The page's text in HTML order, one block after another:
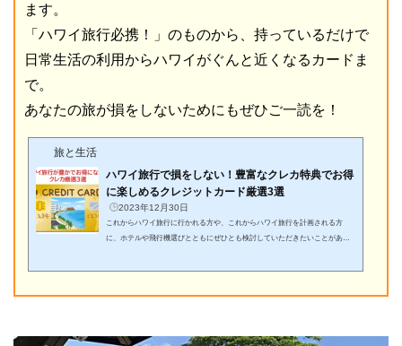
ます。
「ハワイ旅行必携！」のものから、持っているだけで
日常生活の利用からハワイがぐんと近くなるカードま
で。
あなたの旅が損をしないためにもぜひご一読を！
旅と生活
ハワイ旅行で損をしない！豊富なクレカ特典でお得
に楽しめるクレジットカード厳選3選
2023年12月30日
これからハワイ旅行に行かれる方や、これからハワイ旅行を計画される方
に、ホテルや飛行機選びとともにぜひとも検討していただきたいことがあり
われる方も多いでしょう。もちろんVISAやMaster、アメックスやJCBなど、